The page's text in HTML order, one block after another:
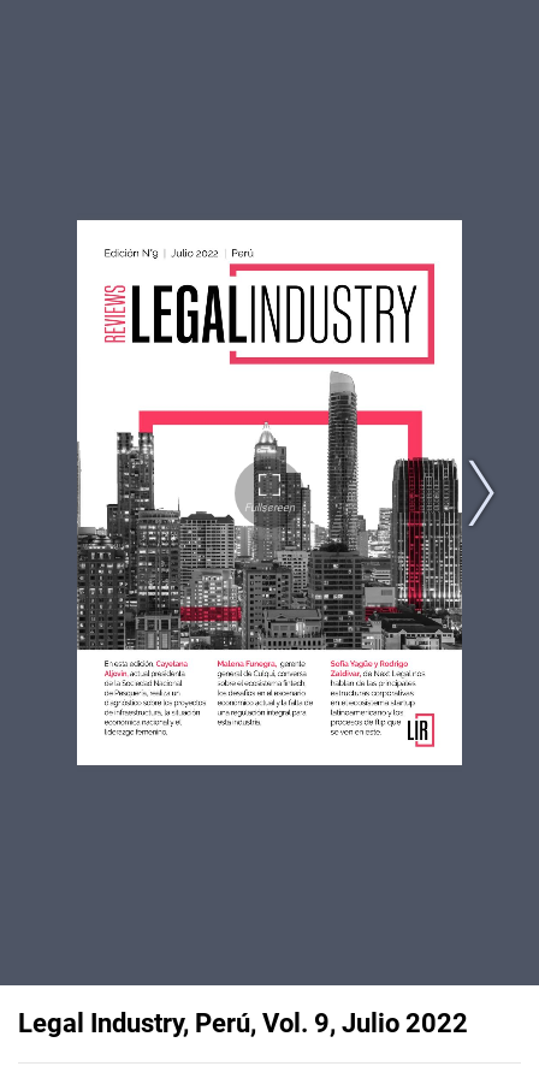
Legal Industry, Perú, Vol. 9, Julio 2022